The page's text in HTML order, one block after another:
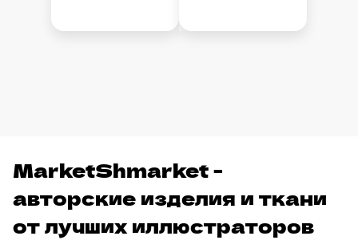
MarketShmarket -
авторские изделия и ткани
от лучших иллюстраторов